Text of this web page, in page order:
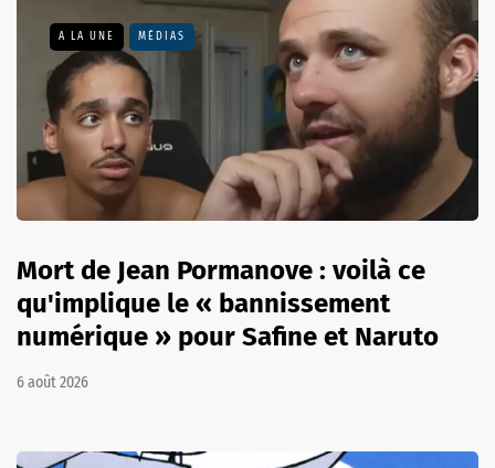
A LA UNE MÉDIAS
Mort de Jean Pormanove : voilà ce
qu'implique le « bannissement
numérique » pour Safine et Naruto
6 août 2026